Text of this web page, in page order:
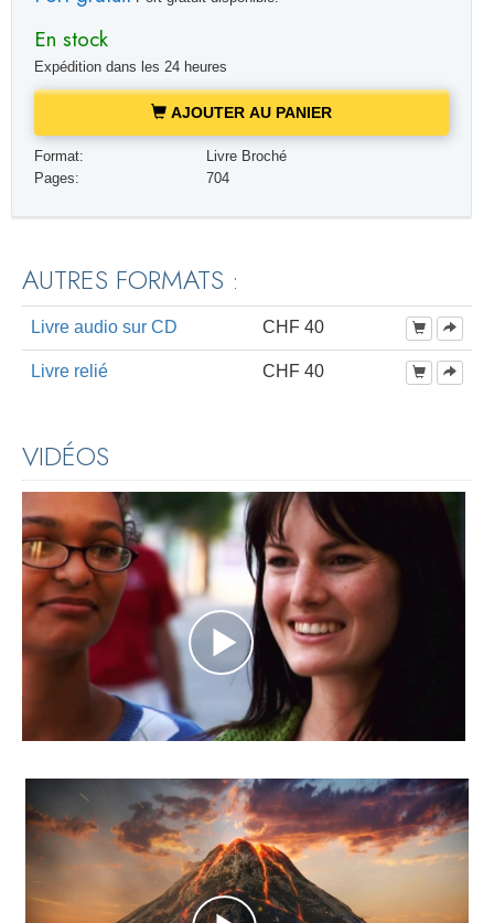
En stock
Expédition dans les 24 heures
AJOUTER AU PANIER
Format:
Livre Broché
Pages:
704
AUTRES FORMATS :
Livre audio sur CD CHF 40
Livre relié CHF 40
VIDÉOS